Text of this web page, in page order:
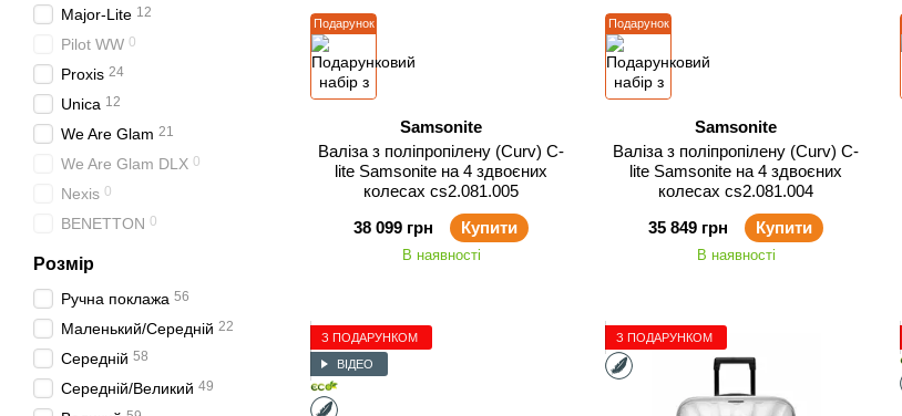
Подарунок
Samsonite
Валіза з поліпропілену (Curv) C-
lite Samsonite на 4 здвоєних
колесах cs2.081.005
38 099 грн
Купити
В наявності
Подарунок
Samsonite
Валіза з поліпропілену (Curv) C-
lite Samsonite на 4 здвоєних
колесах cs2.081.004
35 849 грн
Купити
В наявності
З ПОДАРУНКОМ
ВІДЕО
З ПОДАРУНКОМ
Major-Lite 12
Pilot WW 0
Proxis 24
Unica 12
We Are Glam 21
We Are Glam DLX 0
Nexis 0
BENETTON 0
Розмір
Ручна поклажа 56
Маленький/Середній 22
Середній 58
Середній/Великий 49